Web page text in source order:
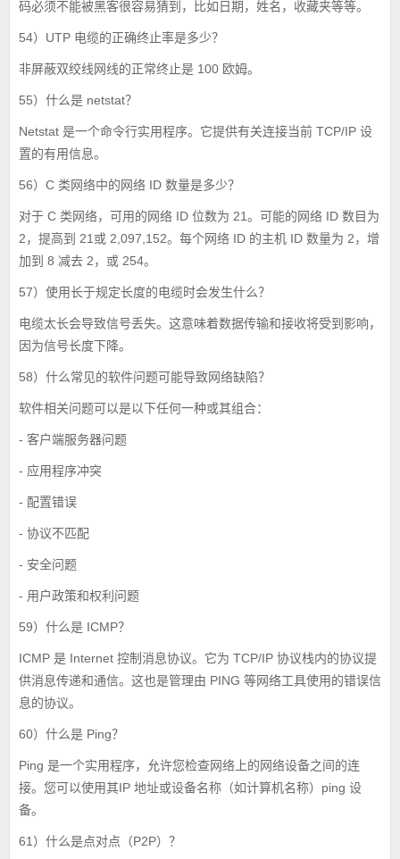
码必须不能被黑客很容易猜到，比如日期，姓名，收藏夹等等。
54）UTP 电缆的正确终止率是多少？
非屏蔽双绞线网线的正常终止是 100 欧姆。
55）什么是 netstat？
Netstat 是一个命令行实用程序。它提供有关连接当前 TCP/IP 设
置的有用信息。
56）C 类网络中的网络 ID 数量是多少？
对于 C 类网络，可用的网络 ID 位数为 21。可能的网络 ID 数目为
2，提高到 21或 2,097,152。每个网络 ID 的主机 ID 数量为 2，增
加到 8 减去 2，或 254。
57）使用长于规定长度的电缆时会发生什么？
电缆太长会导致信号丢失。这意味着数据传输和接收将受到影响，
因为信号长度下降。
58）什么常见的软件问题可能导致网络缺陷？
软件相关问题可以是以下任何一种或其组合：
- 客户端服务器问题
- 应用程序冲突
- 配置错误
- 协议不匹配
- 安全问题
- 用户政策和权利问题
59）什么是 ICMP？
ICMP 是 Internet 控制消息协议。它为 TCP/IP 协议栈内的协议提
供消息传递和通信。这也是管理由 PING 等网络工具使用的错误信
息的协议。
60）什么是 Ping？
Ping 是一个实用程序，允许您检查网络上的网络设备之间的连
接。您可以使用其IP 地址或设备名称（如计算机名称）ping 设
备。
61）什么是点对点（P2P）？